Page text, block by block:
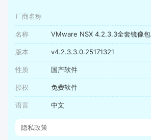
厂商名称
名称 VMware NSX 4.2.3.3全套镜像包
版本 v4.2.3.3.0.25171321
性质 国产软件
授权 免费软件
语言 中文
隐私政策